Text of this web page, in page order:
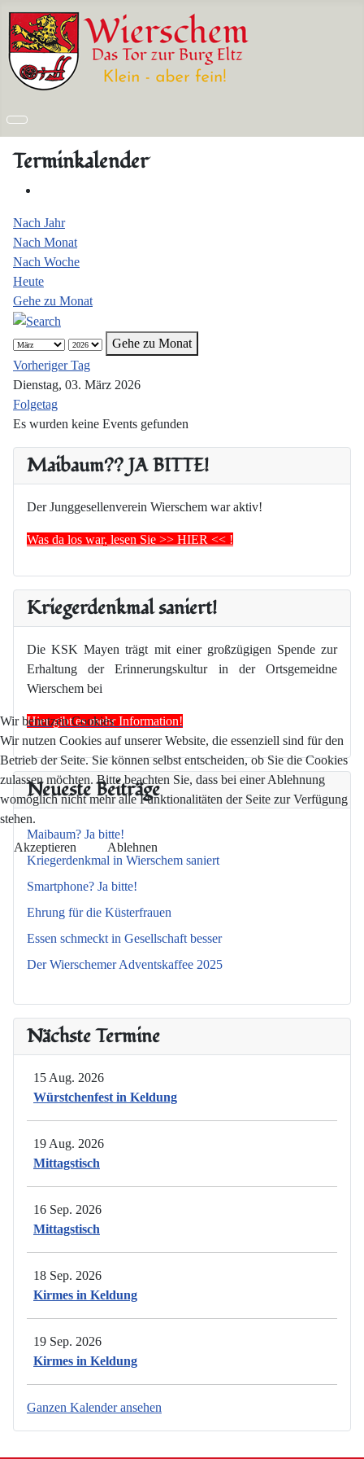
Maibaum?? JA BITTE!
Der Junggesellenverein Wierschem war aktiv!
Was da los war, lesen Sie >> HIER << !
Kriegerdenkmal saniert!
Die KSK Mayen trägt mit einer großzügigen Spende zur
Erhaltung der Erinnerungskultur in der Ortsgemeidne
Wierschem bei
Hier gibt es mehr Information!
Neueste Beiträge
Maibaum? Ja bitte!
Kriegerdenkmal in Wierschem saniert
Smartphone? Ja bitte!
Ehrung für die Küsterfrauen
Essen schmeckt in Gesellschaft besser
Der Wierschemer Adventskaffee 2025
Nächste Termine
15 Aug. 2026
Würstchenfest in Keldung
19 Aug. 2026
Mittagstisch
16 Sep. 2026
Mittagstisch
18 Sep. 2026
Kirmes in Keldung
19 Sep. 2026
Kirmes in Keldung
Ganzen Kalender ansehen
Terminkalender
Nach Jahr
Nach Monat
Nach Woche
Heute
Gehe zu Monat
Gehe zu Monat
Vorheriger Tag
Dienstag, 03. März 2026
Folgetag
Es wurden keine Events gefunden
Wir benutzen Cookies
Wir nutzen Cookies auf unserer Website, die essenziell sind für den
Betrieb der Seite. Sie können selbst entscheiden, ob Sie die Cookies
zulassen möchten. Bitte beachten Sie, dass bei einer Ablehnung
womöglich nicht mehr alle Funktionalitäten der Seite zur Verfügung
stehen.
Akzeptieren Ablehnen